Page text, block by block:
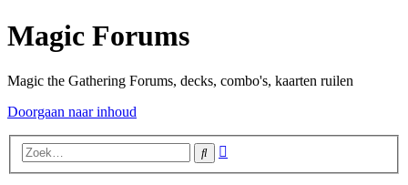
Magic Forums
Magic the Gathering Forums, decks, combo's, kaarten ruilen
Doorgaan naar inhoud
Zoek